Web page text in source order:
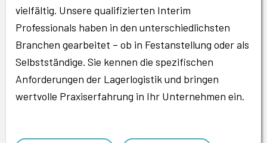
vielfältig. Unsere qualifizierten Interim
Professionals haben in den unterschiedlichsten
Branchen gearbeitet – ob in Festanstellung oder als
Selbstständige. Sie kennen die spezifischen
Anforderungen der Lagerlogistik und bringen
wertvolle Praxiserfahrung in Ihr Unternehmen ein.